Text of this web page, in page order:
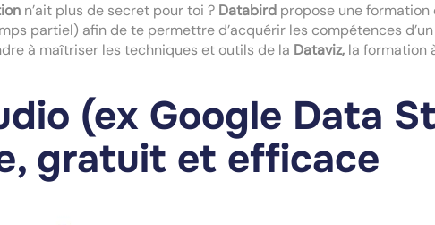
n’ait plus de secret pour toi ? Databird propose une
partiel) afin de te permettre d’acquérir les compétences
à maîtriser les techniques et outils de la Dataviz, la formation
(ex Google Data
gratuit et efficace